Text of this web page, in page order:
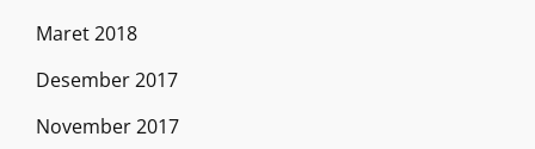
Maret 2018
Desember 2017
November 2017